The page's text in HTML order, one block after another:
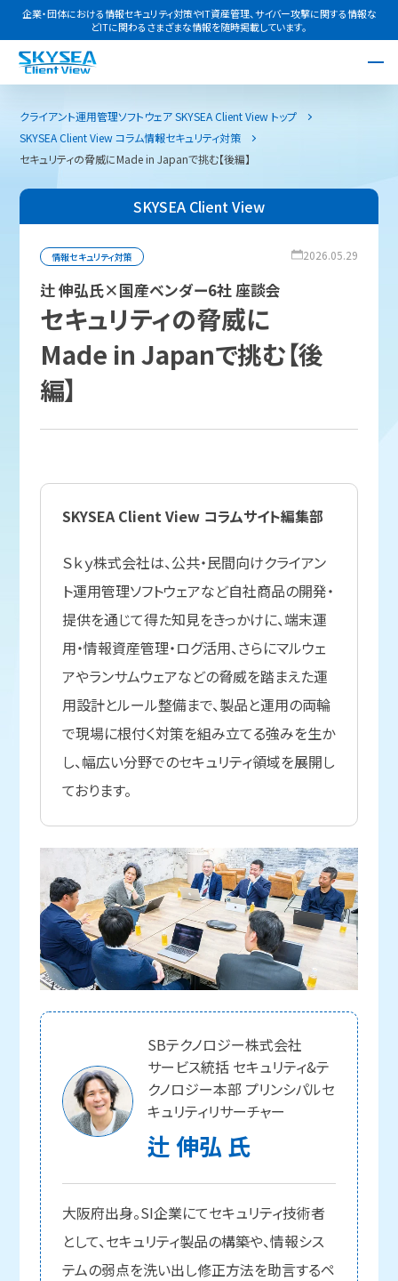
企業・団体における情報セキュリティ対策やIT資産管理、サイバー攻撃に関する情報な
どITに関わるさまざまな情報を随時掲載しています。
クライアント運用管理ソフトウェア SKYSEA Client View トップ
SKYSEA Client View コラム情報セキュリティ対策
セキュリティの脅威にMade in Japanで挑む【後編】
SKYSEA Client View
情報セキュリティ対策 2026.05.29
辻 伸弘氏×国産ベンダー6社 座談会
セキュリティの脅威に
Made in Japanで挑む【後
編】
SKYSEA Client View コラムサイト編集部
Ｓｋｙ株式会社は、公共・民間向けクライアン
ト運用管理ソフトウェアなど自社商品の開発・
提供を通じて得た知見をきっかけに、端末運
用・情報資産管理・ログ活用、さらにマルウェ
アやランサムウェアなどの脅威を踏まえた運
用設計とルール整備まで、製品と運用の両輪
で現場に根付く対策を組み立てる強みを生か
し、幅広い分野でのセキュリティ領域を展開し
ております。
SBテクノロジー株式会社
サービス統括 セキュリティ&テ
クノロジー本部 プリンシパルセ
キュリティリサーチャー
辻 伸弘 氏
大阪府出身。SI企業にてセキュリティ技術者
として、セキュリティ製品の構築や、情報シス
テムの弱点を洗い出し修正方法を助言するペ